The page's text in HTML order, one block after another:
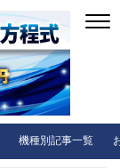
機種別記事一覧